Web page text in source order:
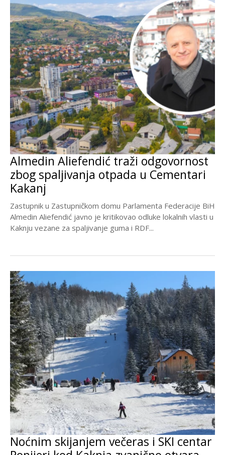
Almedin Aliefendić traži odgovornost
zbog spaljivanja otpada u Cementari
Kakanj
Zastupnik u Zastupničkom domu Parlamenta Federacije BiH
Almedin Aliefendić javno je kritikovao odluke lokalnih vlasti u
Kaknju vezane za spaljivanje guma i RDF...
Noćnim skijanjem večeras i SKI centar